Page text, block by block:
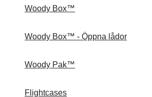
Woody Box™
Woody Box™ - Öppna lådor
Woody Pak™
Flightcases